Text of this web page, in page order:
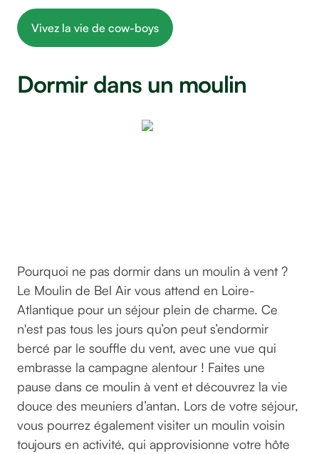
Vivez la vie de cow-boys
Dormir dans un moulin
Pourquoi ne pas dormir dans un moulin à vent ?
Le Moulin de Bel Air vous attend en Loire-
Atlantique pour un séjour plein de charme. Ce
n'est pas tous les jours qu’on peut s’endormir
bercé par le souffle du vent, avec une vue qui
embrasse la campagne alentour ! Faites une
pause dans ce moulin à vent et découvrez la vie
douce des meuniers d’antan. Lors de votre séjour,
vous pourrez également visiter un moulin voisin
toujours en activité, qui approvisionne votre hôte